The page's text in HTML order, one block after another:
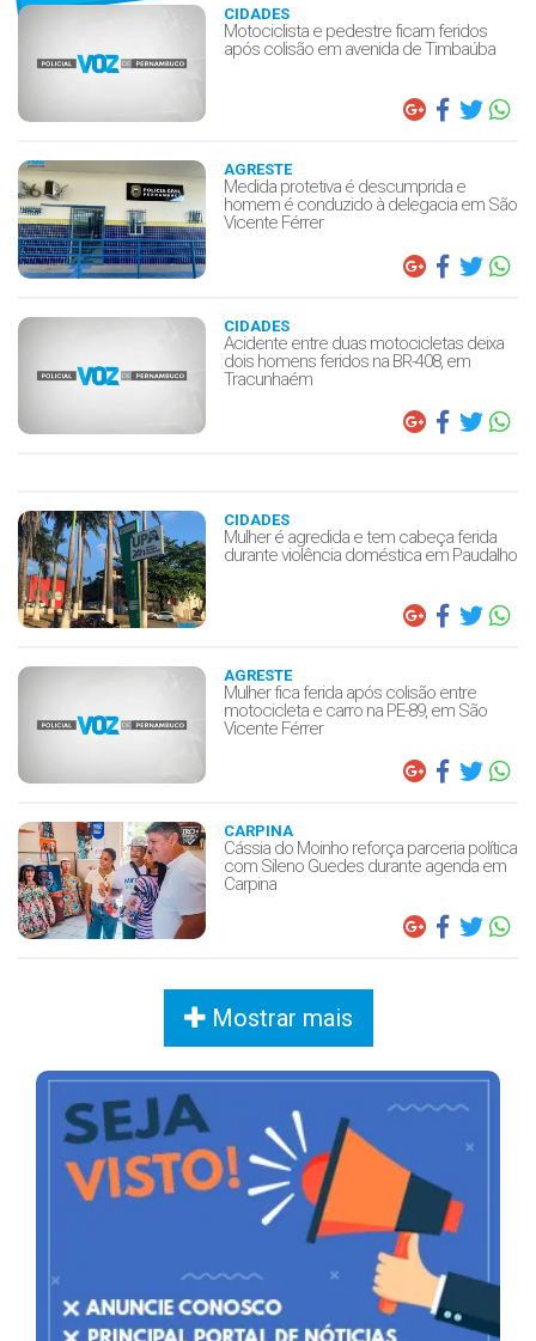
CIDADES
Motociclista e pedestre ficam feridos
após colisão em avenida de Timbaúba
AGRESTE
Medida protetiva é descumprida e
homem é conduzido à delegacia em São
Vicente Férrer
CIDADES
Acidente entre duas motocicletas deixa
dois homens feridos na BR-408, em
Tracunhaém
CIDADES
Mulher é agredida e tem cabeça ferida
durante violência doméstica em Paudalho
AGRESTE
Mulher fica ferida após colisão entre
motocicleta e carro na PE-89, em São
Vicente Férrer
CARPINA
Cássia do Moinho reforça parceria política
com Sileno Guedes durante agenda em
Carpina
Mostrar mais